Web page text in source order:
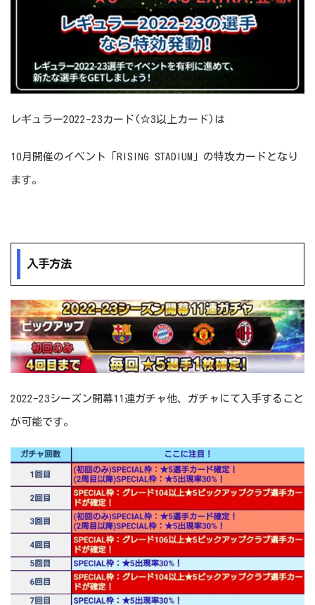
レギュラー2022-23カード(☆3以上カード)は
10月開催のイベント「RISING STADIUM」の特攻カードとなり
ます。
入手方法
2022-23シーズン開幕11連ガチャ他、ガチャにて入手すること
が可能です。